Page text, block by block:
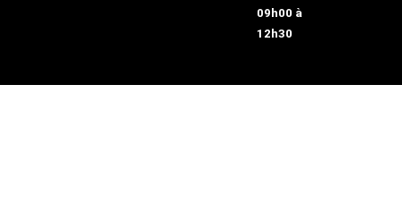
09h00 à
12h30